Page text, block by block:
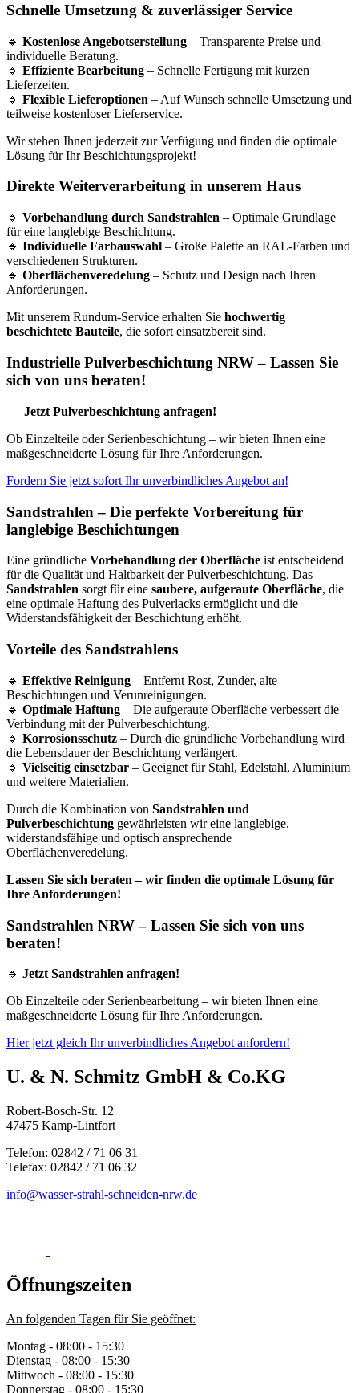
Schnelle Umsetzung & zuverlässiger Service
🔹 Kostenlose Angebotserstellung – Transparente Preise und
individuelle Beratung.
🔹 Effiziente Bearbeitung – Schnelle Fertigung mit kurzen
Lieferzeiten.
🔹 Flexible Lieferoptionen – Auf Wunsch schnelle Umsetzung und
teilweise kostenloser Lieferservice.
Wir stehen Ihnen jederzeit zur Verfügung und finden die optimale
Lösung für Ihr Beschichtungsprojekt!
Direkte Weiterverarbeitung in unserem Haus
🔹 Vorbehandlung durch Sandstrahlen – Optimale Grundlage
für eine langlebige Beschichtung.
🔹 Individuelle Farbauswahl – Große Palette an RAL-Farben und
verschiedenen Strukturen.
🔹 Oberflächenveredelung – Schutz und Design nach Ihren
Anforderungen.
Mit unserem Rundum-Service erhalten Sie hochwertig
beschichtete Bauteile, die sofort einsatzbereit sind.
Industrielle Pulverbeschichtung NRW – Lassen Sie
sich von uns beraten!
Jetzt Pulverbeschichtung anfragen!
Ob Einzelteile oder Serienbeschichtung – wir bieten Ihnen eine
maßgeschneiderte Lösung für Ihre Anforderungen.
Fordern Sie jetzt sofort Ihr unverbindliches Angebot an!
Sandstrahlen – Die perfekte Vorbereitung für
langlebige Beschichtungen
Eine gründliche Vorbehandlung der Oberfläche ist entscheidend
für die Qualität und Haltbarkeit der Pulverbeschichtung. Das
Sandstrahlen sorgt für eine saubere, aufgeraute Oberfläche, die
eine optimale Haftung des Pulverlacks ermöglicht und die
Widerstandsfähigkeit der Beschichtung erhöht.
Vorteile des Sandstrahlens
🔹 Effektive Reinigung – Entfernt Rost, Zunder, alte
Beschichtungen und Verunreinigungen.
🔹 Optimale Haftung – Die aufgeraute Oberfläche verbessert die
Verbindung mit der Pulverbeschichtung.
🔹 Korrosionsschutz – Durch die gründliche Vorbehandlung wird
die Lebensdauer der Beschichtung verlängert.
🔹 Vielseitig einsetzbar – Geeignet für Stahl, Edelstahl, Aluminium
und weitere Materialien.
Durch die Kombination von Sandstrahlen und
Pulverbeschichtung gewährleisten wir eine langlebige,
widerstandsfähige und optisch ansprechende
Oberflächenveredelung.
Lassen Sie sich beraten – wir finden die optimale Lösung für
Ihre Anforderungen!
Sandstrahlen NRW – Lassen Sie sich von uns
beraten!
🔹 Jetzt Sandstrahlen anfragen!
Ob Einzelteile oder Serienbearbeitung – wir bieten Ihnen eine
maßgeschneiderte Lösung für Ihre Anforderungen.
Hier jetzt gleich Ihr unverbindliches Angebot anfordern!
U. & N. Schmitz GmbH & Co.KG
Robert-Bosch-Str. 12
47475 Kamp-Lintfort
Telefon: 02842 / 71 06 31
Telefax: 02842 / 71 06 32
info@wasser-strahl-schneiden-nrw.de
Öffnungszeiten
An folgenden Tagen für Sie geöffnet:
Montag - 08:00 - 15:30
Dienstag - 08:00 - 15:30
Mittwoch - 08:00 - 15:30
Donnerstag - 08:00 - 15:30